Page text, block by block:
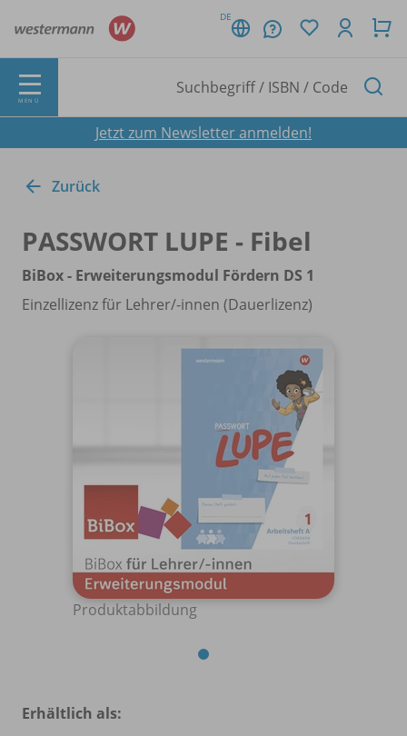
DE
MENÜ
Jetzt zum Newsletter anmelden!
Zurück
PASSWORT LUPE - Fibel
BiBox - Erweiterungsmodul Fördern DS 1
Einzellizenz für Lehrer/-innen (Dauerlizenz)
Produktabbildung
Erhältlich als: